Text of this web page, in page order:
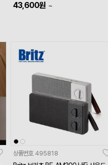
43,600원 ~
상품번호 495818